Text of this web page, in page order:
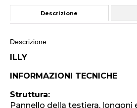
Descrizione
Descrizione
ILLY
INFORMAZIONI TECNICHE
Struttura:
Pannello della testiera, longoni